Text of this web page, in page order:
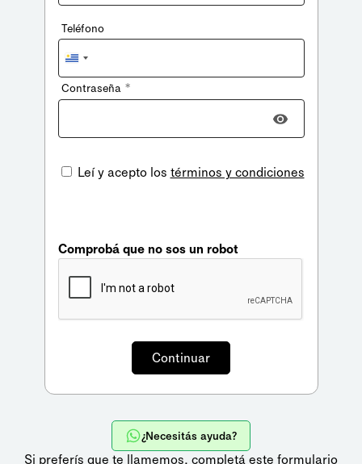
Teléfono
Uruguay
+598
Contraseña *
Leí y acepto los términos y condiciones
Comprobá que no sos un robot
¿Necesitás ayuda?
Si preferís que te llamemos, completá este formulario